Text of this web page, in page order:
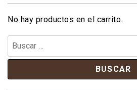
No hay productos en el carrito.
Buscar: